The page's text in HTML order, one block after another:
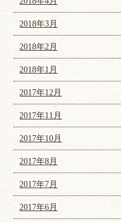
2018年3月
2018年2月
2018年1月
2017年12月
2017年11月
2017年10月
2017年8月
2017年7月
2017年6月